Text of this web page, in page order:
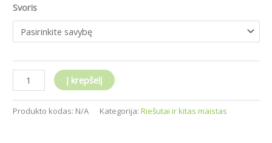
Svoris
Į krepšelį
Produkto kodas: N/A Kategorija: Riešutai ir kitas maistas